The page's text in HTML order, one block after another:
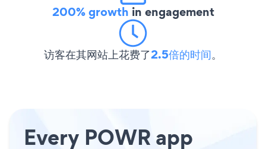
200% growth in engagement
访客在其网站上花费了2.5倍的时间。
Every POWR app